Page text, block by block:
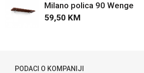
Milano polica 90 Wenge
59,50 KM
PODACI O KOMPANIJI